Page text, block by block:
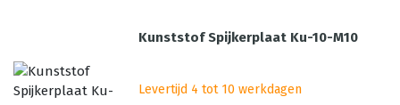
Kunststof Spijkerplaat Ku-10-M10
Levertijd 4 tot 10 werkdagen